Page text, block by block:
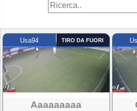
Usa94 TIRO DA FUORI
Aaaaaaaaa